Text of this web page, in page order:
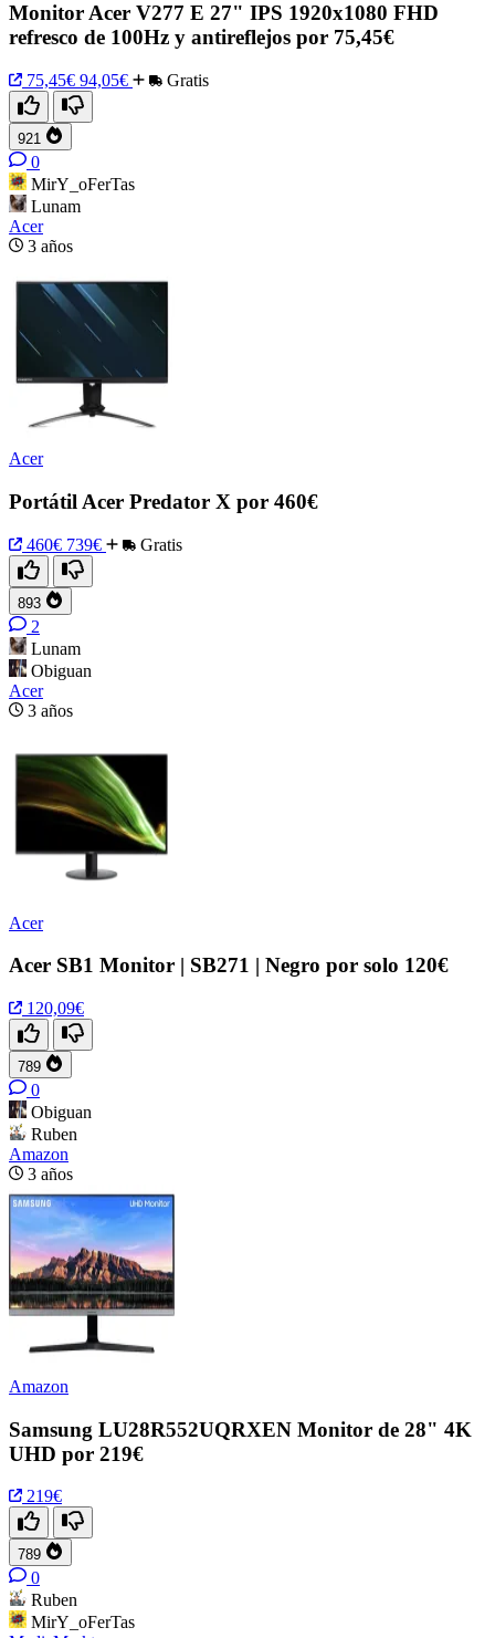
Monitor Acer V277 E 27" IPS 1920x1080 FHD
refresco de 100Hz y antireflejos por 75,45€
75,45€ 94,05€ Gratis
921
0
MirY_oFerTas
Lunam
Acer
3 años
Acer
Portátil Acer Predator X por 460€
460€ 739€ Gratis
893
2
Lunam
Obiguan
Acer
3 años
Acer
Acer SB1 Monitor | SB271 | Negro por solo 120€
120,09€
789
0
Obiguan
Ruben
Amazon
3 años
Amazon
Samsung LU28R552UQRXEN Monitor de 28" 4K
UHD por 219€
219€
789
0
Ruben
MirY_oFerTas